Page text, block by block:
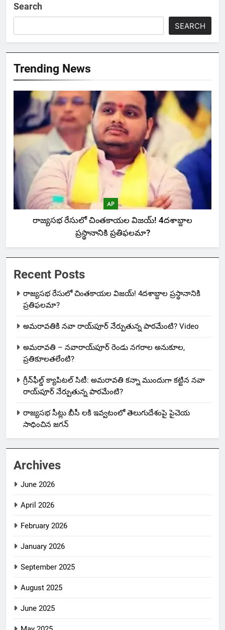
Search
SEARCH
Trending News
AP
రాజ్యసభ రేసులో చింతకాయల విజయ్‌! 4దశాబ్దాల
ప్రస్థానానికి ప్రతిఫలమా?
Recent Posts
రాజ్యసభ రేసులో చింతకాయల విజయ్‌! 4దశాబ్దాల ప్రస్థానానికి
ప్రతిఫలమా?
అమరావతికి నవా రాయ్‌పూర్ నేర్పుతున్న పాఠమేంటి? Video
అమరావతి – నవారాయ్‌పూర్ రెండు నగరాల అనుకూల,
ప్రతికూలతలేంటి?
గ్రీన్‌ఫీల్డ్ క్యాపిటల్ సిటీ: అమరావతి కన్నా ముందుగా కట్టిన నవా
రాయ్‌పూర్ నేర్పుతున్న పాఠమేంటి?
రాజ్యసభ సీట్లు బీసీ లకి ఇవ్వటంలో తెలుగుదేశంపై పైచెయ
సాధించిన జగన్
Archives
June 2026
April 2026
February 2026
January 2026
September 2025
August 2025
June 2025